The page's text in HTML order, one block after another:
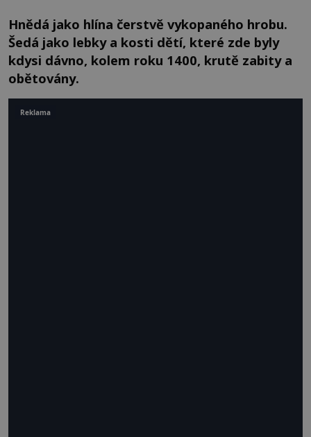
Hnědá jako hlína čerstvě vykopaného hrobu.
Šedá jako lebky a kosti dětí, které zde byly
kdysi dávno, kolem roku 1400, krutě zabity a
obětovány.
Reklama